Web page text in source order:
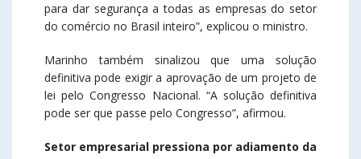
para dar segurança a todas as empresas do setor
do comércio no Brasil inteiro”, explicou o ministro.
Marinho também sinalizou que uma solução
definitiva pode exigir a aprovação de um projeto de
lei pelo Congresso Nacional. “A solução definitiva
pode ser que passe pelo Congresso”, afirmou.
Setor empresarial pressiona por adiamento da